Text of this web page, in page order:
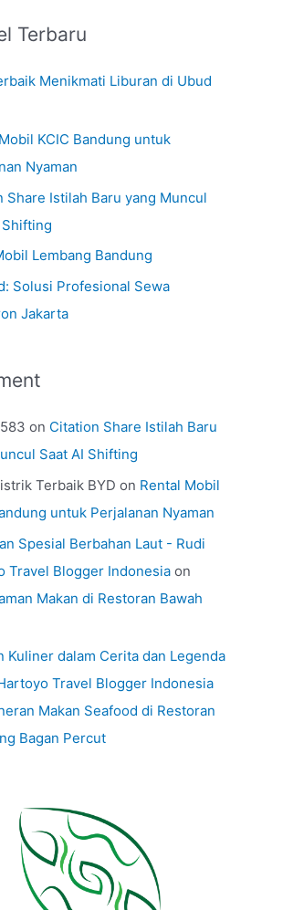
Terbaru
Menikmati Liburan di Ubud
KCIC Bandung untuk
Nyaman
Share Istilah Baru yang Muncul
Shifting
Lembang Bandung
Solusi Profesional Sewa
Jakarta
on Citation Share Istilah Baru
Saat AI Shifting
Terbaik BYD on Rental Mobil
untuk Perjalanan Nyaman
Spesial Berbahan Laut - Rudi
Travel Blogger Indonesia on
Makan di Restoran Bawah
Kuliner dalam Cerita dan Legenda
Travel Blogger Indonesia
Makan Seafood di Restoran
Bagan Percut